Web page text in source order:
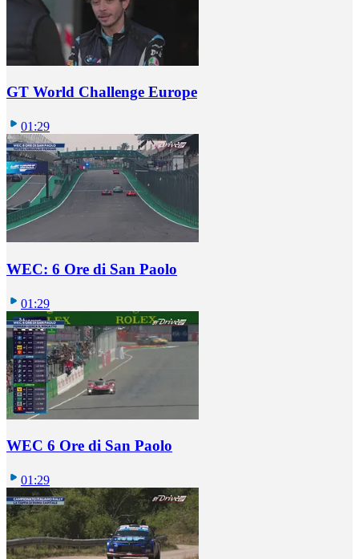
GT World Challenge Europe
01:29
WEC: 6 Ore di San Paolo
01:29
WEC 6 Ore di San Paolo
01:29